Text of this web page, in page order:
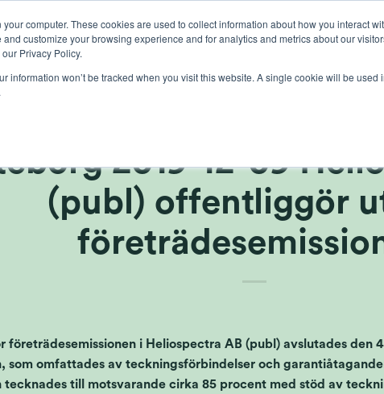
computer. These cookies are used to collect information about how you interact
customize your browsing experience and for analytics and metrics about our
Privacy Policy.
information won’t be tracked when you visit this website. A single cookie will be
lichten gewasbescherming teelt kennis
van
2019-12-09
(publ) offentliggör
företrädesemissionen i Heliospectra AB (publ) avslutades den
som omfattades av teckningsförbindelser och
tecknades till motsvarande cirka 85 procent med stöd av